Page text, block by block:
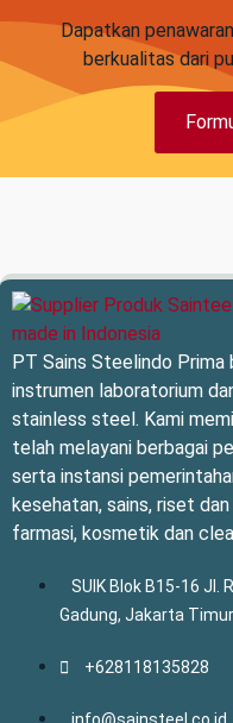
Dapatkan
berkualitas dari
PT Sains Steelindo Prima
instrumen laboratorium
stainless steel. Kami
telah melayani berbagai
serta instansi
kesehatan, sains, riset
farmasi, kosmetik dan
SUIK Blok B15-16 Jl.
Gadung, Jakarta Timur
+628118135828